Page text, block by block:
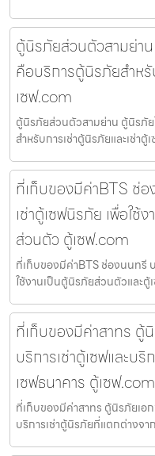
ตู้นิรภัยส่วนตัวสามย่าน
คือบริการตู้นิรภัยสำหรั
เซฟ.com
ตู้นิรภัยส่วนตัวสามย่าน ตู้นิรภัย
สำหรับการเช่าตู้นิรภัยและเช่าตู้
ที่เก็บของมีค่าBTS ช่
เช่าตู้เซฟนิรภัย เพื่อใ
ส่วนตัว ตู้เซฟ.com
ที่เก็บของมีค่าBTS ช่องนนทรี
ใช้งานเป็นตู้นิรภัยส่วนตัวและตู้
ที่เก็บของมีค่าสาทร ตู้
บริการเช่าตู้เซฟและบ
เซฟธนาคาร ตู้เซฟ.com
ที่เก็บของมีค่าสาทร ตู้นิรภัยเอ
บริการเช่าตู้นิรภัยที่แตกต่างจา